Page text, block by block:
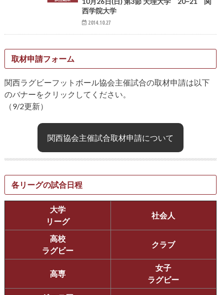
西学院大学
2014.10.27
取材申請フォーム
関西ラグビーフットボール協会主催試合の取材申請は以下
のバナーをクリックしてください。
（9/2更新）
関西協会主催試合取材申請について
各リーグの試合日程
大学
リーグ
社会人
高校
ラグビー
クラブ
高専
女子
ラグビー